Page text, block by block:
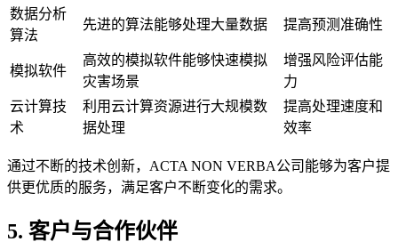
数据分析
算法
先进的算法能够处理大量数据 提高预测准确性
模拟软件
高效的模拟软件能够快速模拟
灾害场景
增强风险评估能
力
云计算技
术
利用云计算资源进行大规模数
据处理
提高处理速度和
效率
通过不断的技术创新，ACTA NON VERBA公司能够为客户提
供更优质的服务，满足客户不断变化的需求。
5. 客户与合作伙伴